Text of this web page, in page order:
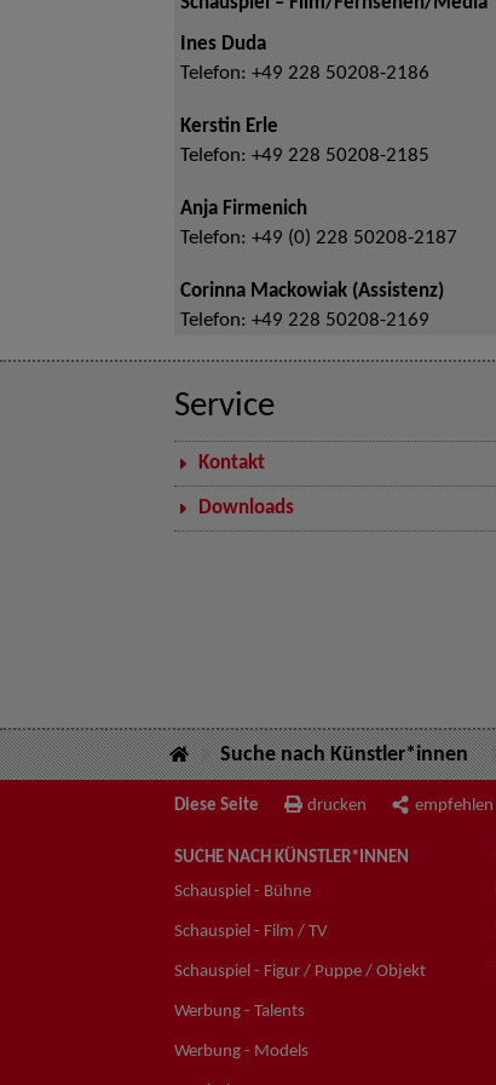
Ines Duda
Telefon: +49 228 50208-2186
Kerstin Erle
Telefon: +49 228 50208-2185
Anja Firmenich
Telefon: +49 (0) 228 50208-2187
Corinna Mackowiak (Assistenz)
Telefon: +49 228 50208-2169
Service
Kontakt
Downloads
Suche nach Künstler*innen
Diese Seite drucken empfehlen
SUCHE NACH KÜNSTLER*INNEN
Schauspiel - Bühne
Schauspiel - Film / TV
Schauspiel - Figur / Puppe / Objekt
Werbung - Talents
Werbung - Models